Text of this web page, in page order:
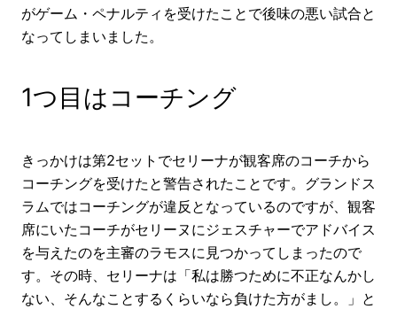
がゲーム・ペナルティを受けたことで後味の悪い試合と
なってしまいました。
1つ目はコーチング
きっかけは第2セットでセリーナが観客席のコーチから
コーチングを受けたと警告されたことです。グランドス
ラムではコーチングが違反となっているのですが、観客
席にいたコーチがセリーヌにジェスチャーでアドバイス
を与えたのを主審のラモスに見つかってしまったので
す。その時、セリーナは「私は勝つために不正なんかし
ない、そんなことするくらいなら負けた方がまし。」と